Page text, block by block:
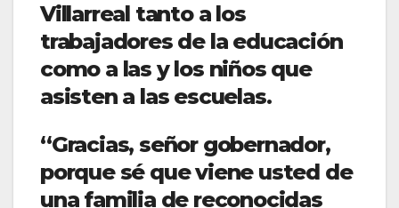
Villarreal tanto a los
trabajadores de la educación
como a las y los niños que
asisten a las escuelas.
“Gracias, señor gobernador,
porque sé que viene usted de
una familia de reconocidas